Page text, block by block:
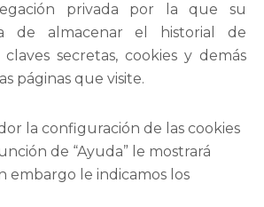
privada por la que su
de almacenar el historial de
claves secretas, cookies y demás
páginas que visite.
la configuración de las cookies
de “Ayuda” le mostrará
embargo le indicamos los